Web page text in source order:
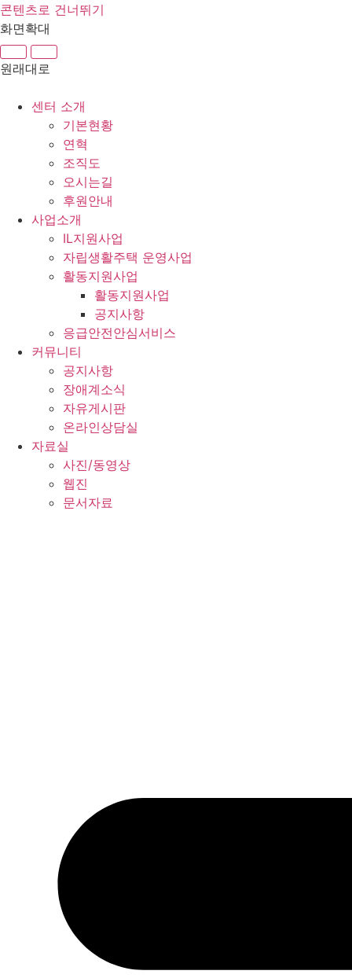
콘텐츠로 건너뛰기
화면확대
원래대로
센터 소개
기본현황
연혁
조직도
오시는길
후원안내
사업소개
IL지원사업
자립생활주택 운영사업
활동지원사업
활동지원사업
공지사항
응급안전안심서비스
커뮤니티
공지사항
장애계소식
자유게시판
온라인상담실
자료실
사진/동영상
웹진
문서자료